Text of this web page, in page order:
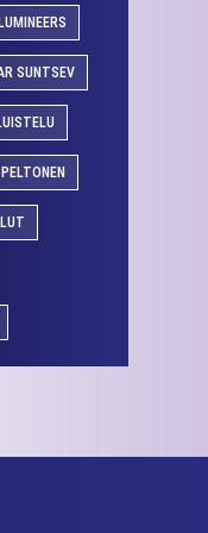
LUMINEERS
SUNTSEV